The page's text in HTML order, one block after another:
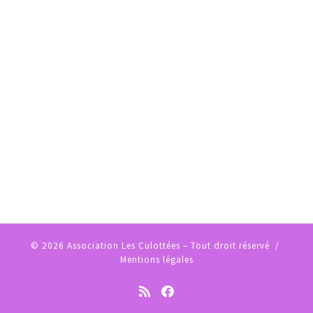
© 2026 Association Les Culottées – Tout droit réservé /
Mentions légales